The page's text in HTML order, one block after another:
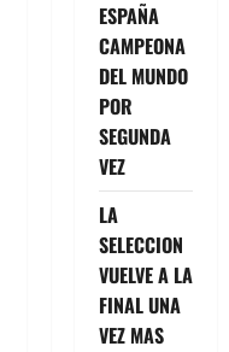
ESPAÑA
CAMPEONA
DEL MUNDO
POR
SEGUNDA
VEZ
LA
SELECCION
VUELVE A LA
FINAL UNA
VEZ MAS